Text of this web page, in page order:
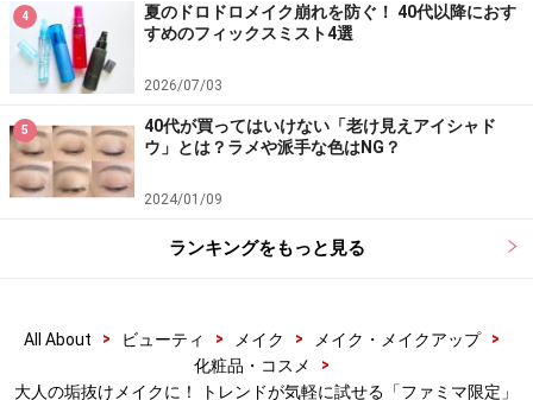
カラーマスカラ 全5色 （税抜各850円）
使い切りのミニサイズで、トレンドカラーをちょっとだ
け試してみたいという願いを叶えてくれるカラーマスカ
ラ 。「01 バーガンディ」「02 テラコッタ」「03 グリッ
ターブラウン」「04 モスグリーン」「05 ダイアモン
ド」の全5色は、オンにもオフにも使えるラインナップ
です。
ミニサイズだから気軽に冒険もできそう！
4
夏のドロドロメイク崩れを防ぐ！ 40代以降におす
すめのフィックスミスト4選
2026/07/03
5
40代が買ってはいけない「老け見えアイシャド
ウ」とは？ラメや派手な色はNG？
2024/01/09
ランキングをもっと見る
All About > ビューティ > メイク > メイク・メイクアップ
>
化粧品・コスメ
>
大人の垢抜けメイクに！ トレンドが気軽に試せる「ファミマ限定」